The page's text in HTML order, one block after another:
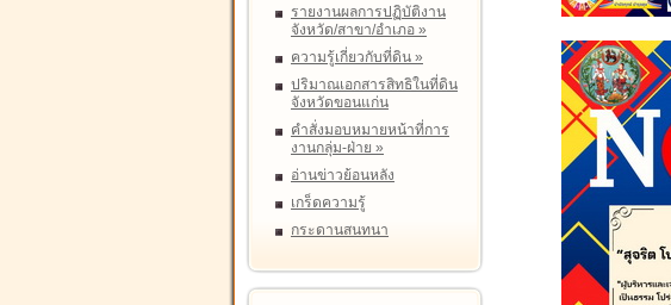
รายงานผลการปฏิบัติงาน
จังหวัด/สาขา/อำเภอ »
ความรู้เกี่ยวกับที่ดิน »
ปริมาณเอกสารสิทธิในที่ดิน
จังหวัดขอนแก่น
คำสั่งมอบหมายหน้าที่การ
งานกลุ่ม-ฝ่าย »
อ่านข่าวย้อนหลัง
เกร็ดความรู้
กระดานสนทนา